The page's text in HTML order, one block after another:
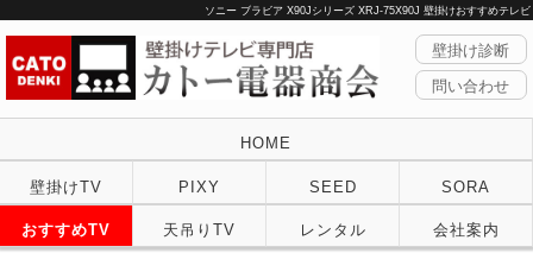
ソニー ブラビア X90Jシリーズ XRJ-75X90J 壁掛けおすすめテレビ
壁掛け診断
問い合わせ
HOME
壁掛けTV PIXY SEED SORA
おすすめTV 天吊りTV レンタル 会社案内